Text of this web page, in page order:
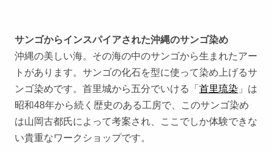
サンゴからインスパイアされた沖縄のサンゴ染め
沖縄の美しい海。その海の中のサンゴから生まれたアー
トがあります。サンゴの化石を型に使って染め上げるサ
ンゴ染めです。首里城から五分でいける「 首里琉染 」は
昭和48年から続く歴史のある工房で、このサンゴ染め
は山岡古都氏によって考案され、ここでしか体験できな
い貴重なワークショップです。